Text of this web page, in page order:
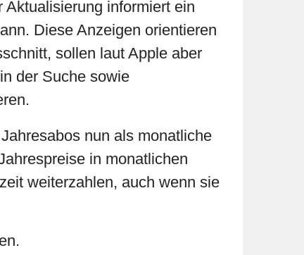
informiert ein
Diese Anzeigen orientieren
sollen laut Apple aber
der Suche sowie
nun als monatliche
in monatlichen
weiterzahlen, auch wenn sie